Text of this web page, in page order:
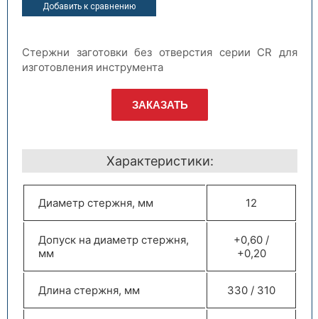
Добавить к сравнению
Стержни заготовки без отверстия серии CR для
изготовления инструмента
ЗАКАЗАТЬ
Характеристики:
Диаметр стержня, мм 12
Допуск на диаметр стержня,
мм
+0,60 /
+0,20
Длина стержня, мм 330 / 310